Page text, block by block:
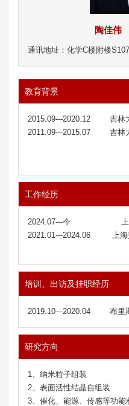
陶佳伟
通讯地址：化学C楼附楼S107
教育背景
2015.09---2020.12 吉
2011.09---2015.07 吉
工作经历
2024.07---今 上海
2021.01---2024.06 上
培训、出访及挂职经历
2019.10---2020.04 布里
研究方向
1、纳米粒子组装
2、表面活性结晶自组装
3、 催化、能源、传感等功能